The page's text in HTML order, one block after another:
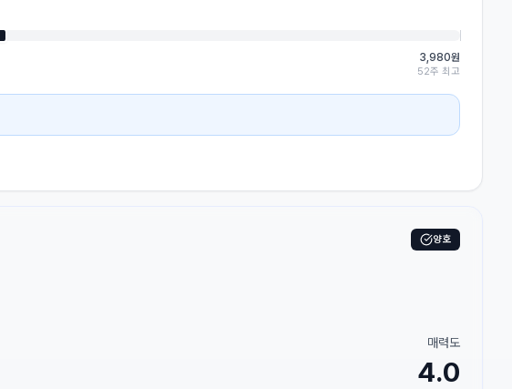
3,980원
52주 최고
양호
매력도
4.0